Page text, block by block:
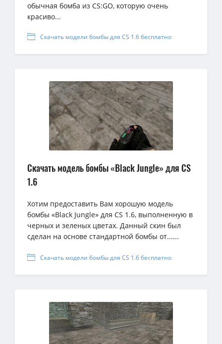
обычная бомба из CS:GO, которую очень
красиво...
Скачать модели бомбы для CS 1.6 бесплатно
Скачать модель бомбы «Black Jungle» для CS
1.6
Хотим предоставить Вам хорошую модель
бомбы «Black Jungle» для CS 1.6, выполненную в
черных и зеленых цветах. Данный скин был
сделан на основе стандартной бомбы от......
Скачать модели бомбы для CS 1.6 бесплатно